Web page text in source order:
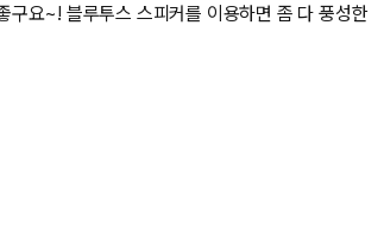
구요~! 블루투스 스피커를 이용하면 좀 다 풍성한